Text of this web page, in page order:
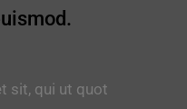
sit, qui ut quot